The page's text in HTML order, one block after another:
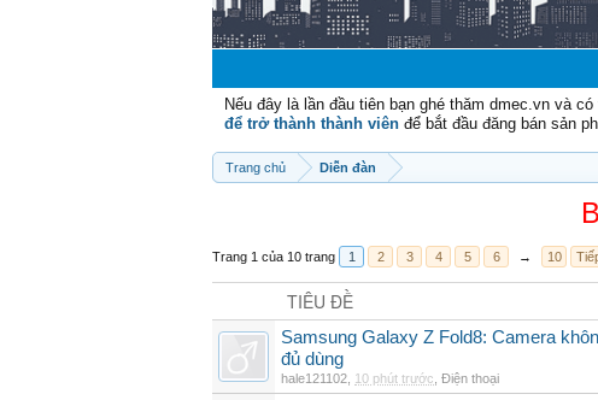
Nếu đây là lần đầu tiên bạn ghé thăm dmec.vn và
để trở thành thành viên để bắt đầu đăng bán sản
Trang chủ Diễn đàn
Trang 1 của 10 trang 1 2 3 4 5 6 → 10
TIÊU ĐỀ
Samsung Galaxy Z Fold8: Camera
đủ dùng
hale121102 10 phút trước Điện thoại